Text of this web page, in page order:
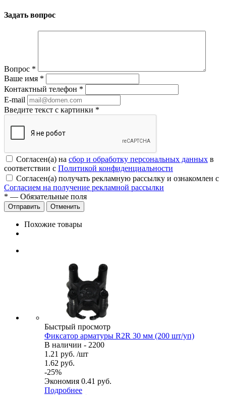
Задать вопрос
Вопрос *
Ваше имя *
Контактный телефон *
E-mail
Введите текст с картинки *
Согласен(а) на сбор и обработку персональных данных в
соответствии с Политикой конфиденциальности
Согласен(а) получать рекламную рассылку и ознакомлен с
Согласием на получение рекламной рассылки
* — Обязательные поля
Отменить
Похожие товары
Быстрый просмотр
Фиксатор арматуры R2R 30 мм (200 шт/уп)
В наличии - 2200
1.21 руб. /шт
1.62 руб.
-25%
Экономия 0.41 руб.
Подробнее